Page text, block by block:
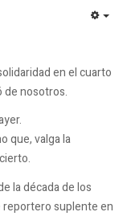
en el cuarto
de nosotros.
que, valga la
la década de los
reportero suplente en